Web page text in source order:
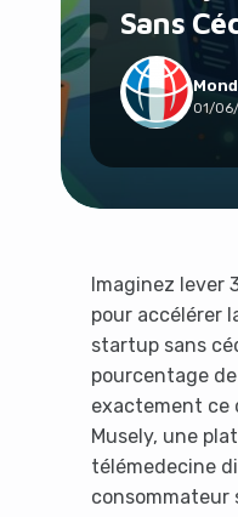
Sans
01/
Imaginez lever
pour accélérer
startup sans
pourcentage de
exactement ce
Musely, une
télémedecine
consommateur
Social
Tech &